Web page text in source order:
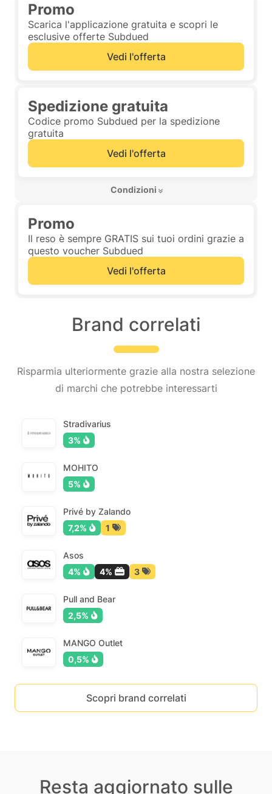
Promo
Scarica l'applicazione gratuita e scopri le
esclusive offerte Subdued
Vedi l'offerta
Spedizione gratuita
Codice promo Subdued per la spedizione
gratuita
Vedi l'offerta
Condizioni
Promo
Il reso è sempre GRATIS sui tuoi ordini grazie a
questo voucher Subdued
Vedi l'offerta
Brand correlati
Risparmia ulteriormente grazie alla nostra selezione
di marchi che potrebbe interessarti
Stradivarius
3%
MOHITO
5%
Privé by Zalando
7,2%
1
Asos
4%
4% 3
Pull and Bear
2,5%
MANGO Outlet
0,5%
Scopri brand correlati
Resta aggiornato sulle